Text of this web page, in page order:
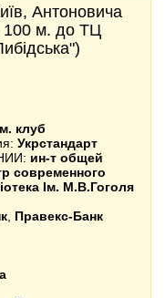
Антоновича
100 м. до ТЦ
клуб
Укрстандарт
ин-т общей
современного
Ім. М.В.Гоголя
Правекс-Банк